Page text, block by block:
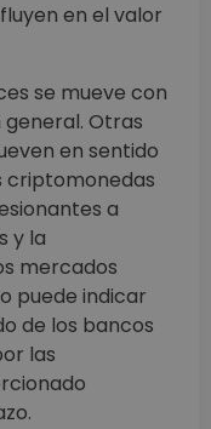
en el valor
se mueve con
Otras
en sentido
criptomonedas
a
y la
mercados
puede indicar
de los bancos
las